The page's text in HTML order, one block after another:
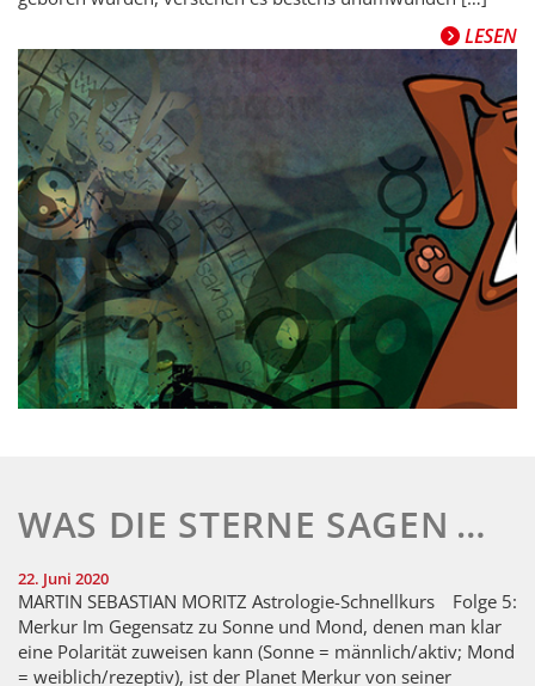
LESEN
WAS DIE STERNE SAGEN …
22. Juni 2020
MARTIN SEBASTIAN MORITZ Astrologie-Schnellkurs Folge 5:
Merkur Im Gegensatz zu Sonne und Mond, denen man klar
eine Polarität zuweisen kann (Sonne = männlich/aktiv; Mond
= weiblich/rezeptiv), ist der Planet Merkur von seiner